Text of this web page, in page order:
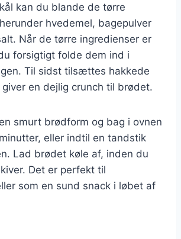
kan du blande de tørre
hvedemel, bagepulver
Når de tørre ingredienser er
forsigtigt folde dem ind i
Til sidst tilsættes hakkede
giver en dejlig crunch til brødet.
smurt brødform og bag i ovnen
eller indtil en tandstik
Lad brødet køle af, inden du
Det er perfekt til
som en sund snack i løbet af